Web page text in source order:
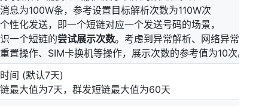
息为100W条，参考设置目标解析次数为110W次
性化发送，即一个短链对应一个发送号码的场景，
一个短链的尝试展示次数。考虑到异常解析、网络异常、
置操作、SIM卡换机等操作，展示次数的参考值为10次。
间 (默认7天)
最大值为7天，群发短链最大值为60天